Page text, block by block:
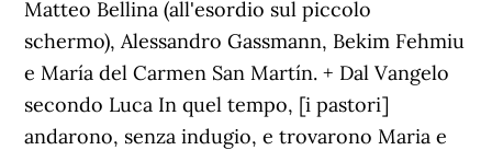
Matteo Bellina (all'esordio sul piccolo
schermo), Alessandro Gassmann, Bekim Fehmiu
e María del Carmen San Martín. + Dal Vangelo
secondo Luca In quel tempo, [i pastori]
andarono, senza indugio, e trovarono Maria e